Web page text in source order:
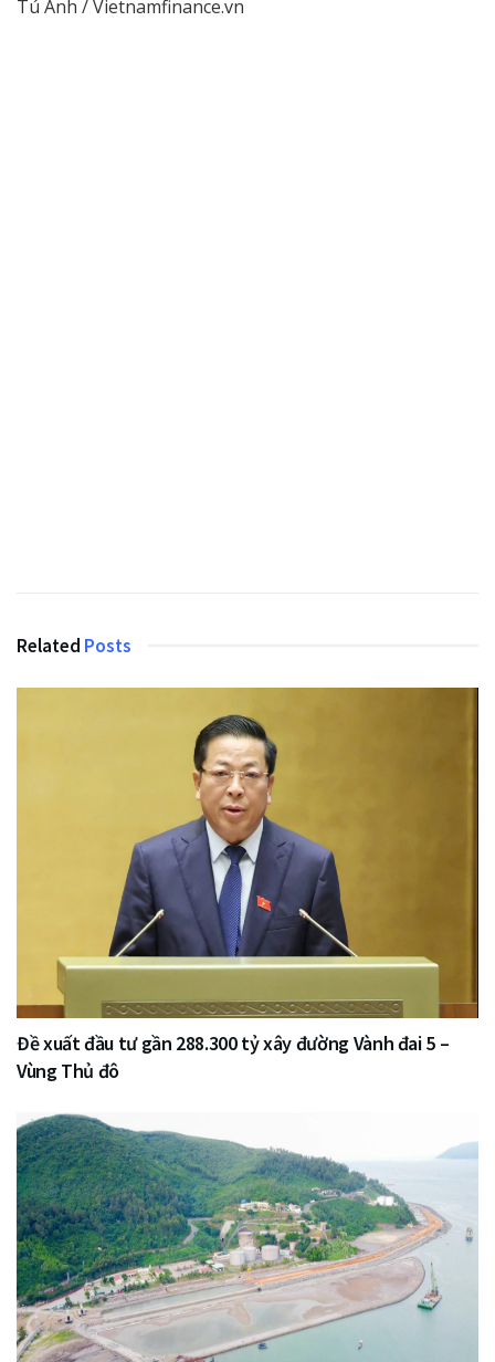
Tú Anh / Vietnamfinance.vn
Related Posts
Đề xuất đầu tư gần 288.300 tỷ xây đường Vành đai 5 –
Vùng Thủ đô